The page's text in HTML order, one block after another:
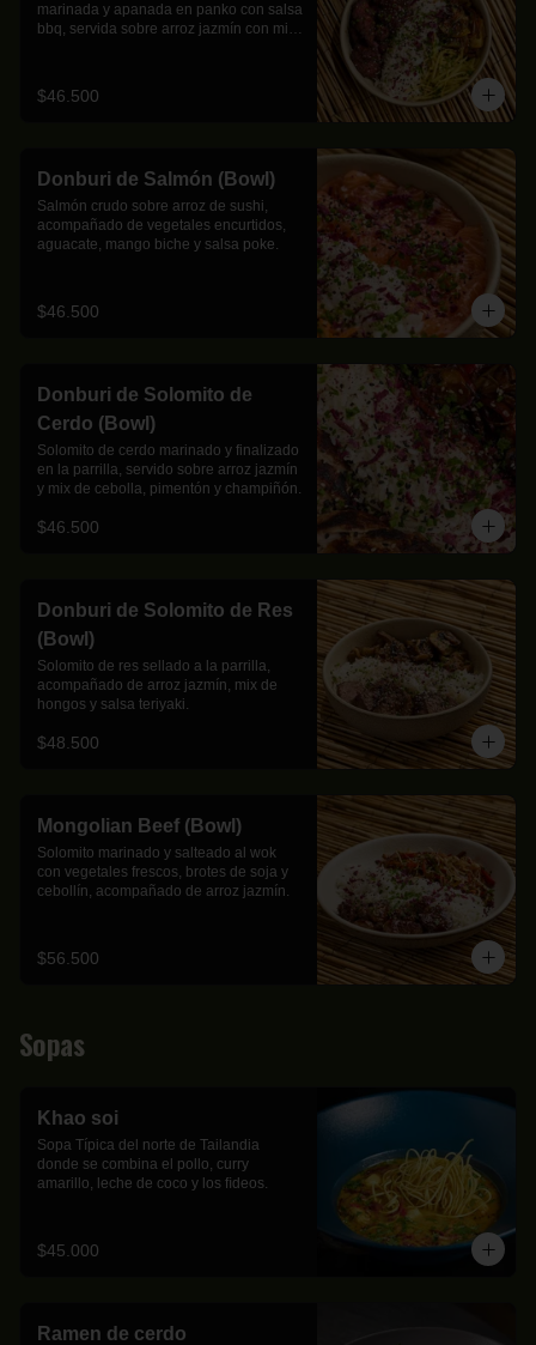
marinada y apanada en panko con salsa
bbq, servida sobre arroz jazmín con mix
$46.500
Donburi de Salmón (Bowl)
Salmón crudo sobre arroz de sushi,
acompañado de vegetales encurtidos,
aguacate, mango biche y salsa poke.
$46.500
Donburi de Solomito de
Cerdo (Bowl)
Solomito de cerdo marinado y finalizado
en la parrilla, servido sobre arroz jazmín
y mix de cebolla, pimentón y champiñón.
$46.500
Donburi de Solomito de Res
(Bowl)
Solomito de res sellado a la parrilla,
acompañado de arroz jazmín, mix de
hongos y salsa teriyaki.
$48.500
Mongolian Beef (Bowl)
Solomito marinado y salteado al wok
con vegetales frescos, brotes de soja y
cebollín, acompañado de arroz jazmín.
$56.500
Sopas
Khao soi
Sopa Típica del norte de Tailandia
donde se combina el pollo, curry
amarillo, leche de coco y los ﬁdeos.
$45.000
Ramen de cerdo